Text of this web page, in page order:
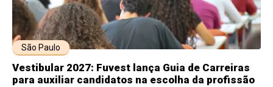
São Paulo
Vestibular 2027: Fuvest lança Guia de Carreiras
para auxiliar candidatos na escolha da profissão